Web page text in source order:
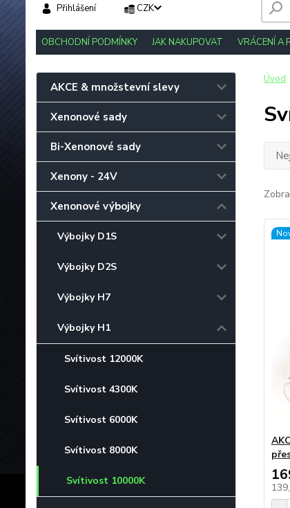
OBCHODNÍ PODMÍNKY JAK NAKUPOVAT VRÁCENÍ A
CZK
Přihlášení
AKCE & množstevní slevy
Xenonové sady
Bi-Xenonové sady
Xenony - 24V
Xenonové výbojky
Výbojky D1S
Výbojky D2S
Výbojky H7
Výbojky H1
Svítivost 12000K
Svítivost 4300K
Svítivost 6000K
Svítivost 8000K
Svítivost 10000K
Úvod